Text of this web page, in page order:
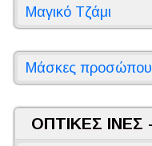
Μαγικό Τζάμι
Μάσκες προσώπου
ΟΠΤΙΚΕΣ ΙΝΕΣ